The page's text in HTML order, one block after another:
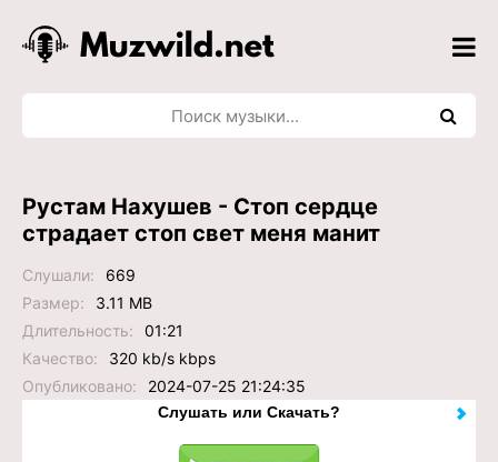
Рустам Нахушев - Стоп сердце
страдает стоп свет меня манит
Слушали:
669
Размер:
3.11 MB
Длительность:
01:21
Качество:
320 kb/s kbps
Опубликовано:
2024-07-25 21:24:35
Слушать или Скачать?